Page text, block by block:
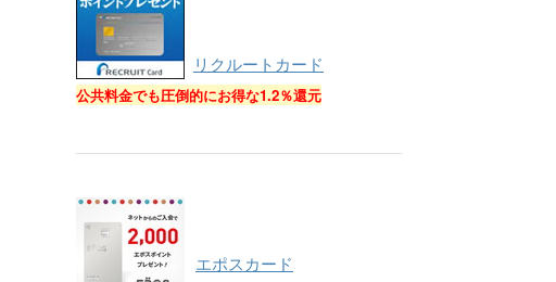
リクルートカード
公共料金でも圧倒的にお得な1.2％還元
エポスカード